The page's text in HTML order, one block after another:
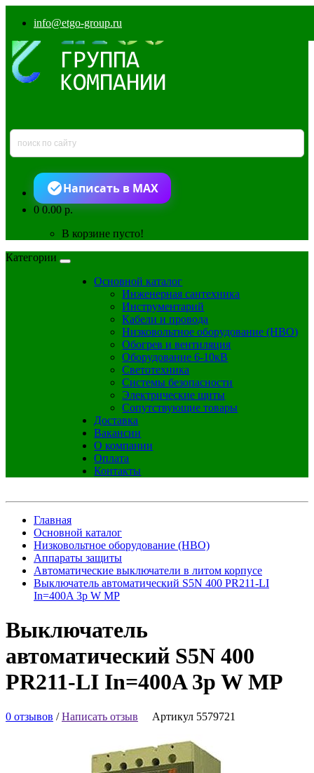
info@etgo-group.ru
Написать в MAX
00.00 р.
В корзине пусто!
Категории
Основной каталог
Инженерная сантехника
Инструментарий
Кабели и провода
Низковольтное оборудование (НВО)
Обогрев и вентиляция
Оборудование 6-10кВ
Светотехника
Системы безопасности
Электрические щиты
Сопутствующие товары
Доставка
Вакансии
О компании
Оплата
Контакты
Главная
Основной каталог
Низковольтное оборудование (НВО)
Аппараты защиты
Автоматические выключатели в литом корпусе
Выключатель автоматический S5N 400 PR211-LI
In=400A 3p W MP
Выключатель
автоматический S5N 400
PR211-LI In=400A 3p W MP
0 отзывов /Написать отзыв Артикул 5579721